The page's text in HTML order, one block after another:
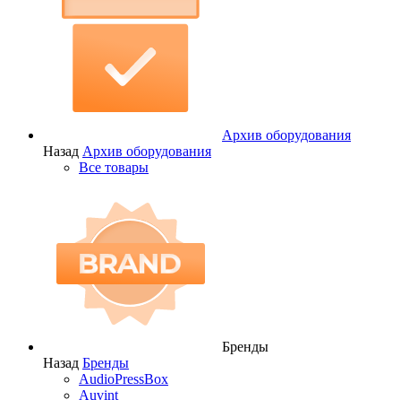
Архив оборудования
Назад Архив оборудования
Все товары
Бренды
Назад Бренды
AudioPressBox
Auvint